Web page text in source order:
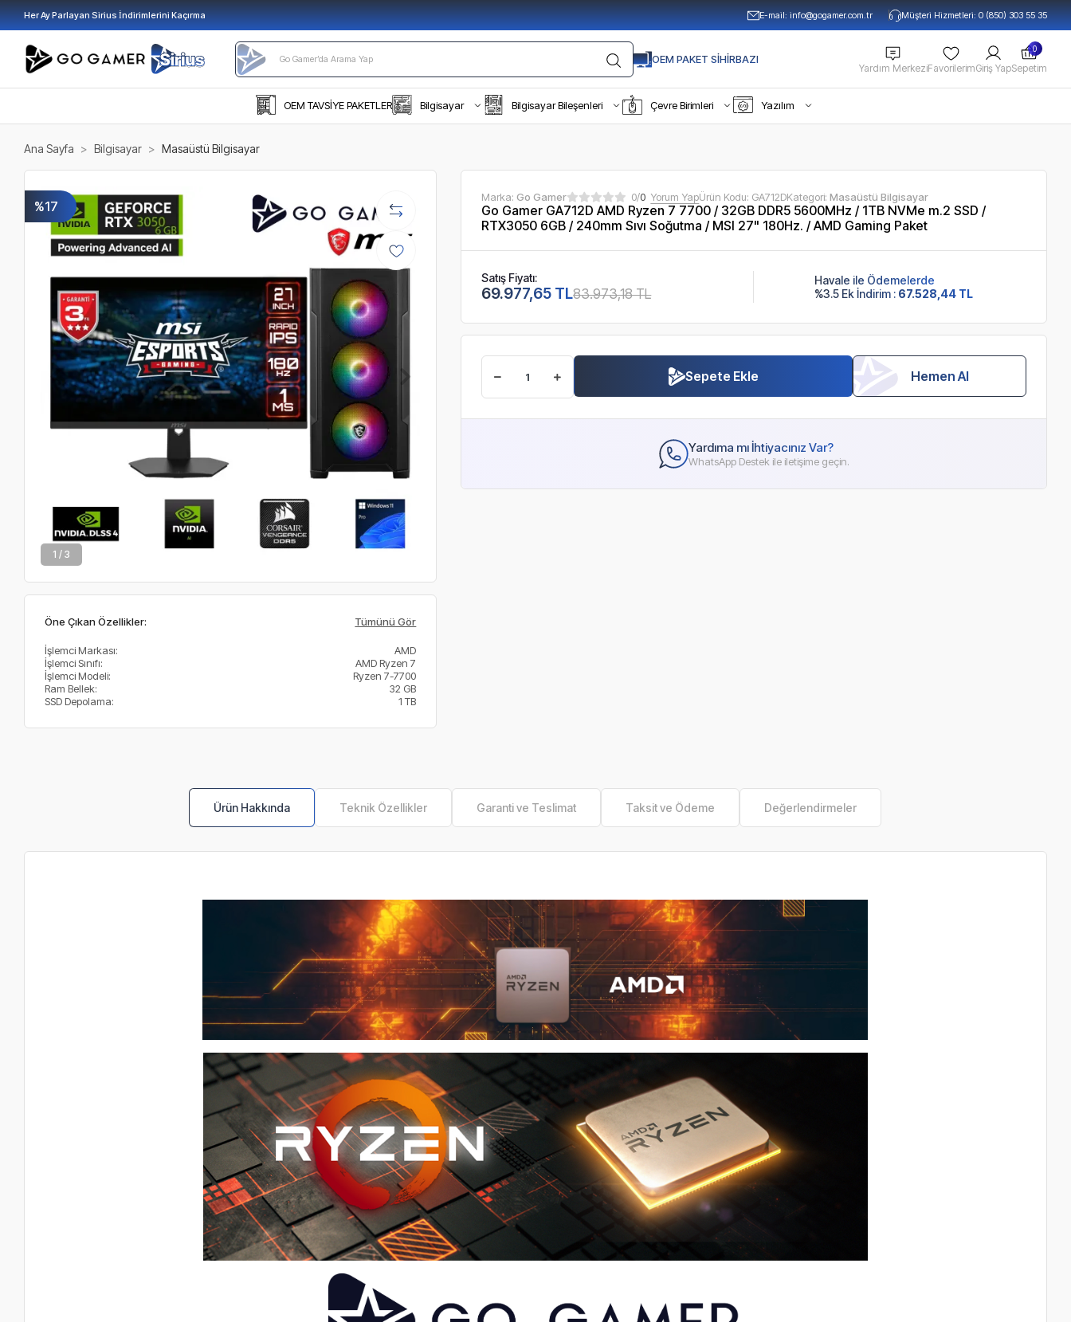
Her Ay Parlayan Sirius İndirimlerini Kaçırma E-mail:info@gogamer.com.tr Müşteri Hizmetleri: 0 (850) 303 55 35
OEM PAKET SIHIRBAZI
Yardım MerkeziFavorilerimGiriş Yap
0
Sepetim
OEM TAVSİYE PAKETLER Bilgisayar Bilgisayar Bileşenleri Çevre Birimleri Yazılım
Ana Sayfa Bilgisayar Masaüstü Bilgisayar
%17
2 / 3
Öne Çıkan Özellikler: Tümünü Gör
İşlemci Markası:
AMD
İşlemci Sınıfı:
AMD Ryzen 7
İşlemci Modeli:
Ryzen 7-7700
Ram Bellek:
32 GB
SSD Depolama:
1 TB
Marka:Go Gamer 0/0 Yorum YapÜrün Kodu: GA712DKategori:Masaüstü Bilgisayar
Go Gamer GA712D AMD Ryzen 7 7700 / 32GB DDR5 5600MHz / 1TB NVMe m.2 SSD /
RTX3050 6GB / 240mm Sıvı Soğutma / MSI 27" 180Hz. / AMD Gaming Paket
Satış Fiyatı:
69.977,65 TL83.973,18 TL
Havale ile Ödemelerde
%3.5 Ek İndirim : 67.528,44 TL
Sepete Ekle Hemen Al
Yardıma mı İhtiyacınız Var?
WhatsApp Destek ile iletişime geçin.
Ürün Hakkında Teknik Özellikler Garanti ve Teslimat Taksit ve Ödeme Değerlendirmeler